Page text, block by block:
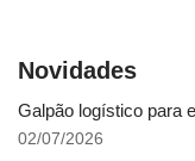
Novidades
Galpão logístico para
02/07/2026